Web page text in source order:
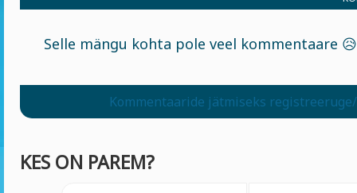
Selle mängu kohta pole veel kommentaare
Kommentaaride jätmiseks
KES ON PAREM?